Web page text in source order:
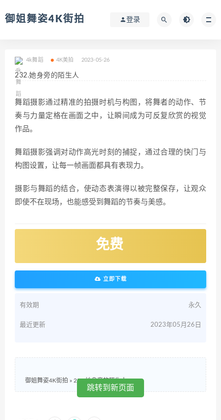
御姐舞姿4K街拍 登录
4k舞蹈 4K美拍 2023-05-26
232.她身旁的陌生人
舞蹈摄影通过精准的拍摄时机与构图，将舞者的动作、节
奏与力量定格在画面之中，让瞬间成为可反复欣赏的视觉
作品。
舞蹈摄影强调对动作高光时刻的捕捉，通过合理的快门与
构图设置，让每一帧画面都具有表现力。
摄影与舞蹈的结合，使动态表演得以被完整保存，让观众
即使不在现场，也能感受到舞蹈的节奏与美感。
免费
立即下载
有效期 永久
最近更新 2023年05月26日
御姐舞姿4K街拍 » 232.她身旁的陌生人
跳转到新页面